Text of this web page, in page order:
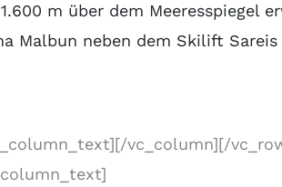
m über dem Meeresspiegel
Malbun neben dem Skilift
vc_column][/